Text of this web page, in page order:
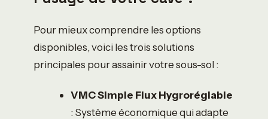
Pour mieux comprendre les options
disponibles, voici les trois solutions
principales pour assainir votre sous-sol :
VMC Simple Flux Hygroréglable
: Système économique qui adapte